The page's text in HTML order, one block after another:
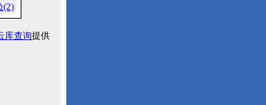
(2)
库查询提供